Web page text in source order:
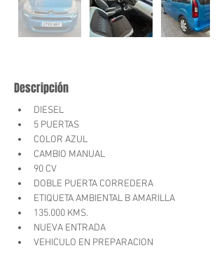
Descripción
DIESEL
5 PUERTAS
COLOR AZUL
CAMBIO MANUAL
90 CV
DOBLE PUERTA CORREDERA
ETIQUETA AMBIENTAL B AMARILLA
135.000 KMS.
NUEVA ENTRADA
VEHICULO EN PREPARACION